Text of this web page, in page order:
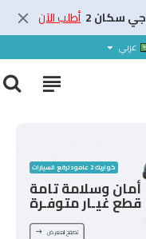
جي سكان 2 أطلب الآن
عربي
كواريك 2 عامود لرفع السيارات
أمان وسلامة تامة
قطع غيـار متوفـرة
تصفح المعرض